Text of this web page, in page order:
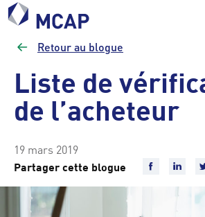
Retour au blogue
Liste de
de l’acheteur
19 mars 2019
Partager cette blogue